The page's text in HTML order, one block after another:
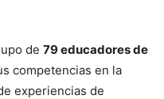
de 79 educadores de
competencias en la
experiencias de